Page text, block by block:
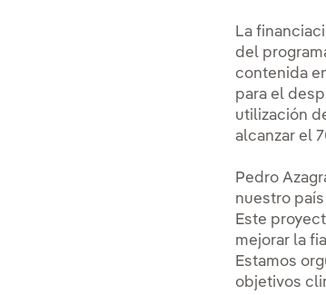
La
del
contenida
para el
utilización
alcanzar el
Pedro
nuestro
Este
mejorar la
Estamos
objetivos